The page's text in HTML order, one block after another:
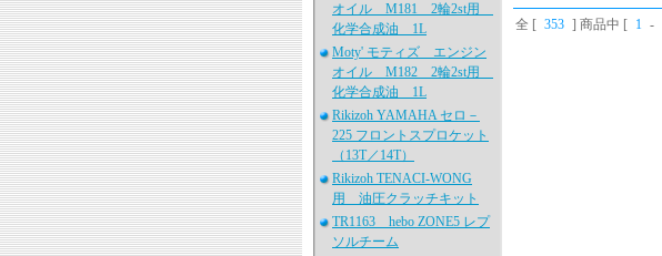
オイル M181 2輪2st用
化学合成油 1L
Moty' モティズ エンジン
オイル M182 2輪2st用
化学合成油 1L
Rikizoh YAMAHA セロ－
225 フロントスプロケット
（13T／14T）
Rikizoh TENACI-WONG
用 油圧クラッチキット
TR1163 hebo ZONE5 レプ
ソルチーム
全 [ 353 ] 商品中 [ 1 -